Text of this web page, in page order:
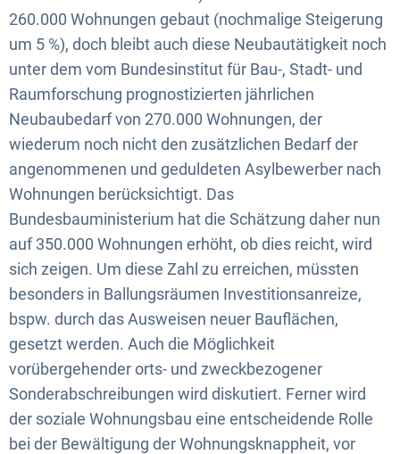
260.000 Wohnungen gebaut (nochmalige Steigerung
um 5 %), doch bleibt auch diese Neubautätigkeit noch
unter dem vom Bundesinstitut für Bau-, Stadt- und
Raumforschung prognostizierten jährlichen
Neubaubedarf von 270.000 Wohnungen, der
wiederum noch nicht den zusätzlichen Bedarf der
angenommenen und geduldeten Asylbewerber nach
Wohnungen berücksichtigt. Das
Bundesbauministerium hat die Schätzung daher nun
auf 350.000 Wohnungen erhöht, ob dies reicht, wird
sich zeigen. Um diese Zahl zu erreichen, müssten
besonders in Ballungsräumen Investitionsanreize,
bspw. durch das Ausweisen neuer Bauflächen,
gesetzt werden. Auch die Möglichkeit
vorübergehender orts- und zweckbezogener
Sonderabschreibungen wird diskutiert. Ferner wird
der soziale Wohnungsbau eine entscheidende Rolle
bei der Bewältigung der Wohnungsknappheit, vor